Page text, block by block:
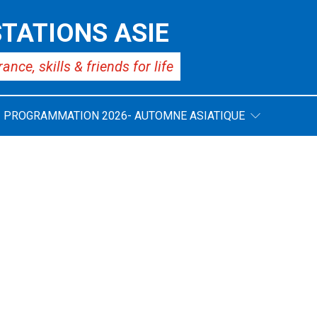
ASIE
skills & friends for life
PROGRAMMATION 2026- AUTOMNE ASIATIQUE